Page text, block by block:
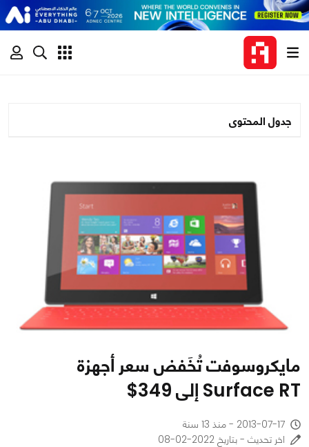
جدول المحتوى
مايكروسوفت تُخَفض سعر أجهزة
Surface RT إلى 349$
2013-07-17 - منذ 13 سنة
اخر تحديث - بتاريخ 2022-02-08